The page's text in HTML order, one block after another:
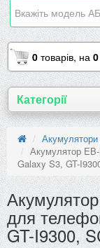
0 товарів, на
Категорії
Акумулятор
Galaxy S3, GT-
для
GT-I9300,